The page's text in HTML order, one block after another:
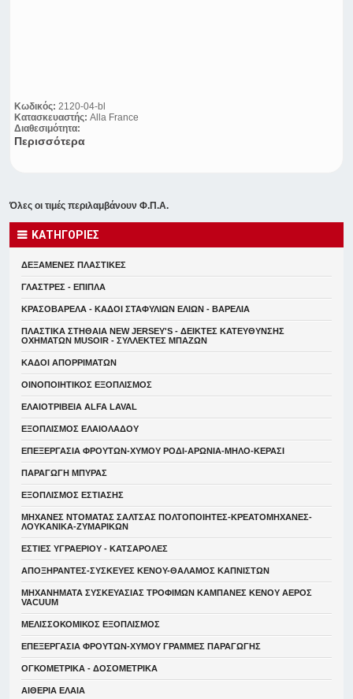
Κωδικός: 2120-04-bl
Κατασκευαστής: Alla France
Διαθεσιμότητα:
Περισσότερα
Όλες οι τιμές περιλαμβάνουν Φ.Π.Α.
ΚΑΤΗΓΟΡΙΕΣ
ΔΕΞΑΜΕΝΕΣ ΠΛΑΣΤΙΚΕΣ
ΓΛΑΣΤΡΕΣ - ΕΠΙΠΛΑ
ΚΡΑΣΟΒΑΡΕΛΑ - ΚΑΔΟΙ ΣΤΑΦΥΛΙΩΝ ΕΛΙΩΝ - ΒΑΡΕΛΙΑ
ΠΛΑΣΤΙΚΑ ΣΤΗΘΑΙΑ NEW JERSEY'S - ΔΕΙΚΤΕΣ ΚΑΤΕΥΘYΝΣΗΣ
ΟΧΗΜΑΤΩΝ MUSOIR - ΣΥΛΛΕΚΤΕΣ ΜΠΑΖΩΝ
ΚΑΔΟΙ ΑΠΟΡΡΙΜΑΤΩΝ
ΟΙΝΟΠΟΙΗΤΙΚΟΣ ΕΞΟΠΛΙΣΜΟΣ
ΕΛΑΙΟΤΡΙΒΕΙΑ ALFA LAVAL
ΕΞΟΠΛΙΣΜΟΣ ΕΛΑΙΟΛΑΔΟΥ
ΕΠΕΞΕΡΓΑΣΙΑ ΦΡΟΥΤΩΝ-ΧΥΜΟΥ ΡΟΔΙ-ΑΡΩΝΙΑ-ΜΗΛΟ-ΚΕΡΑΣΙ
ΠΑΡΑΓΩΓΗ ΜΠΥΡΑΣ
ΕΞΟΠΛΙΣΜΟΣ ΕΣΤΙΑΣΗΣ
ΜΗΧΑΝΕΣ ΝΤΟΜΑΤΑΣ ΣΑΛΤΣΑΣ ΠΟΛΤΟΠΟΙΗΤΕΣ-ΚΡΕΑΤΟΜΗΧΑΝΕΣ-
ΛΟΥΚΑΝΙΚΑ-ΖΥΜΑΡΙΚΩΝ
ΕΣΤΙΕΣ ΥΓΡΑΕΡΙΟΥ - ΚΑΤΣΑΡΟΛΕΣ
ΑΠΟΞΗΡΑΝΤΕΣ-ΣΥΣΚΕΥΕΣ ΚΕΝΟΥ-ΘΑΛΑΜΟΣ ΚΑΠΝΙΣΤΩΝ
ΜΗΧΑΝΗΜΑΤΑ ΣΥΣΚΕΥΑΣΙΑΣ ΤΡΟΦΙΜΩΝ ΚΑΜΠΑΝΕΣ ΚΕΝΟΥ ΑΕΡΟΣ
VACUUM
ΜΕΛΙΣΣΟΚΟΜΙΚΟΣ ΕΞΟΠΛΙΣΜΟΣ
ΕΠΕΞΕΡΓΑΣΙΑ ΦΡΟΥΤΩΝ-ΧΥΜΟΥ ΓΡΑΜΜΕΣ ΠΑΡΑΓΩΓΗΣ
ΟΓΚΟΜΕΤΡΙΚΑ - ΔΟΣΟΜΕΤΡΙΚΑ
ΑΙΘΕΡΙΑ ΕΛΑΙΑ